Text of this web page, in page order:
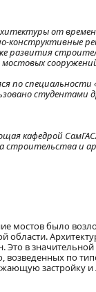
от
конструктивные
развития
по
студентами
кафедрой
строительства и
мостов было
в значительной
возведенных по
застройку